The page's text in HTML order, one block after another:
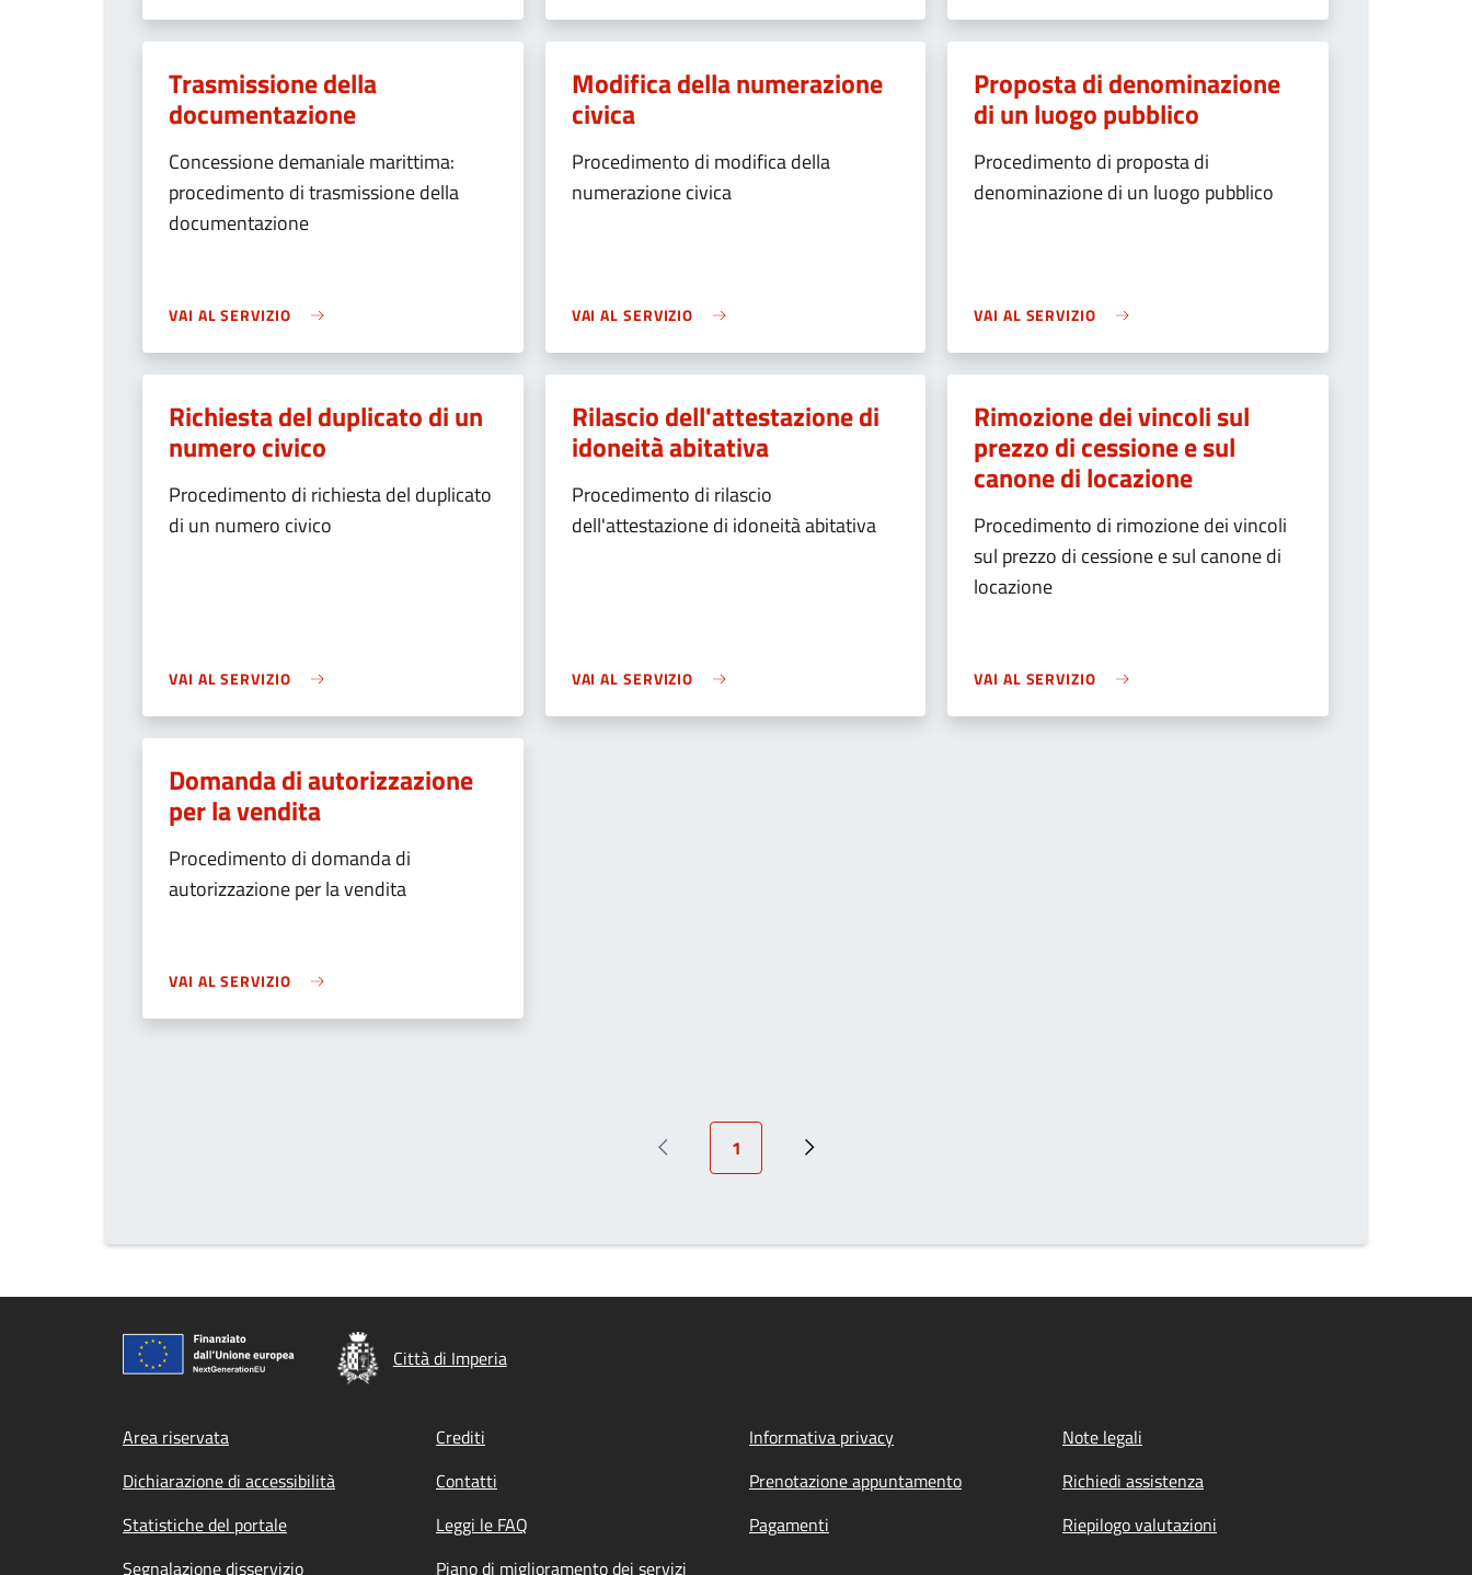
Trasmissione della
documentazione
Concessione demaniale marittima:
procedimento di trasmissione della
documentazione
VAI AL SERVIZIO
Modifica della numerazione
civica
Procedimento di modifica della
numerazione civica
VAI AL SERVIZIO
Proposta di denominazione
di un luogo pubblico
Procedimento di proposta di
denominazione di un luogo pubblico
VAI AL SERVIZIO
Richiesta del duplicato di un
numero civico
Procedimento di richiesta del duplicato
di un numero civico
VAI AL SERVIZIO
Rilascio dell'attestazione di
idoneità abitativa
Procedimento di rilascio
dell'attestazione di idoneità abitativa
VAI AL SERVIZIO
Rimozione dei vincoli sul
prezzo di cessione e sul
canone di locazione
Procedimento di rimozione dei vincoli
sul prezzo di cessione e sul canone di
locazione
VAI AL SERVIZIO
Domanda di autorizzazione
per la vendita
Procedimento di domanda di
autorizzazione per la vendita
VAI AL SERVIZIO
Pagina precedente
Pagina attuale
1
Prossima pagina
Città di Imperia
Footer menu
Area riservata Crediti Informativa privacy
Note legali
Dichiarazione di accessibilità
Contatti Prenotazione appuntamento
Richiedi assistenza
Statistiche del portale
Leggi le FAQ Pagamenti
Riepilogo valutazioni
Segnalazione disservizio
Piano di miglioramento dei servizi